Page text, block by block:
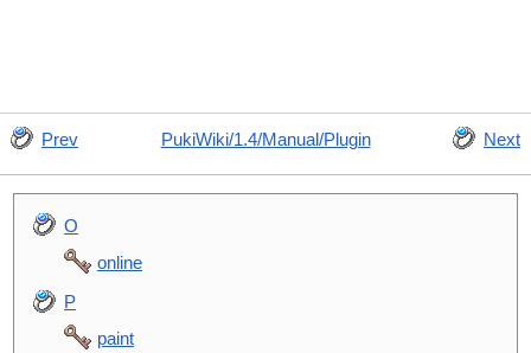
Prev Next
PukiWiki/1.4/Manual/Plugin
O
online
P
paint